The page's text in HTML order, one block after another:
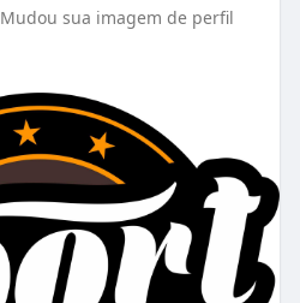
Mudou sua imagem de perfil